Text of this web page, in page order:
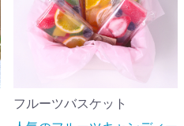
フルーツバスケット